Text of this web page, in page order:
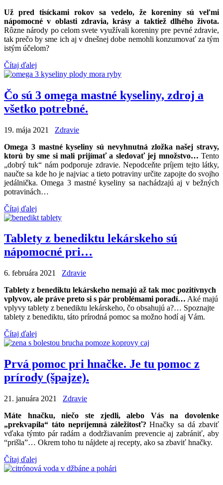
Už pred tisíckami rokov sa vedelo, že koreniny sú veľmi
nápomocné v oblasti zdravia, krásy a taktiež dlhého života.
Rôzne národy po celom svete využívali koreniny pre pevné zdravie,
tak prečo by sme ich aj v dnešnej dobe nemohli konzumovať za tým
istým účelom?
Čítaj ďalej
Čo sú 3 omega mastné kyseliny, zdroj a
všetko potrebné.
19. mája 2021
Zdravie
Omega 3 mastné kyseliny sú nevyhnutná zložka našej stravy,
ktorú by sme si mali prijímať a sledovať jej množstvo… Tento
„dobrý tuk“ nám podporuje zdravie. Nepodceňte príjem tejto látky,
naučte sa kde ho je najviac a tieto potraviny určite zapojte do svojho
jedálnička. Omega 3 mastné kyseliny sa nachádzajú aj v bežných
potravinách…
Čítaj ďalej
Tablety z benediktu lekárskeho sú
nápomocné pri…
6. februára 2021
Zdravie
Tablety z benediktu lekárskeho nemajú až tak moc pozitívnych
vplyvov, ale práve preto si s pár problémami poradí… Aké majú
vplyvy tablety z benediktu lekárskeho, čo obsahujú a?… Spoznajte
tablety z benediktu, táto prírodná pomoc sa možno hodí aj Vám.
Čítaj ďalej
Prvá pomoc pri hnačke. Je tu pomoc z
prírody (špajze).
21. januára 2021
Zdravie
Máte hnačku, niečo ste zjedli, alebo Vás na dovolenke
„prekvapila“ táto nepríjemná záležitosť? Hnačky sa dá zbaviť
vďaka týmto pár radám a dodržiavaním prevencie aj zabrániť, aby
“prišla”… Okrem toho tu nájdete aj recepty, ako sa zbaviť hnačky.
Čítaj ďalej